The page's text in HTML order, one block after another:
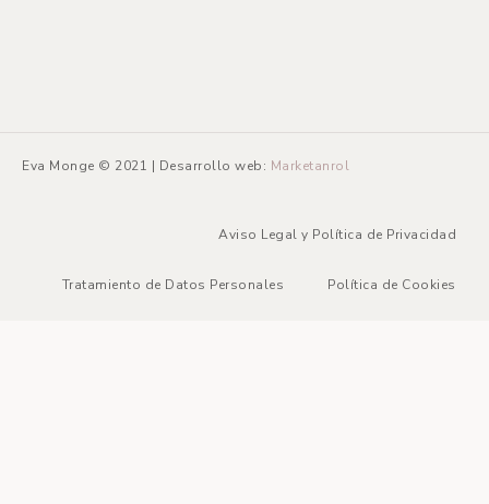
Eva Monge © 2021 | Desarrollo web: Marketanrol
Aviso Legal y Política de Privacidad
Tratamiento de Datos Personales Política de Cookies